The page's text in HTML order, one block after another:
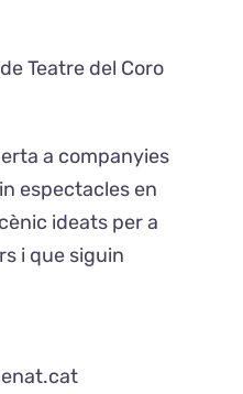
Teatre del Coro
a companyies
espectacles en
ideats per a
i que siguin